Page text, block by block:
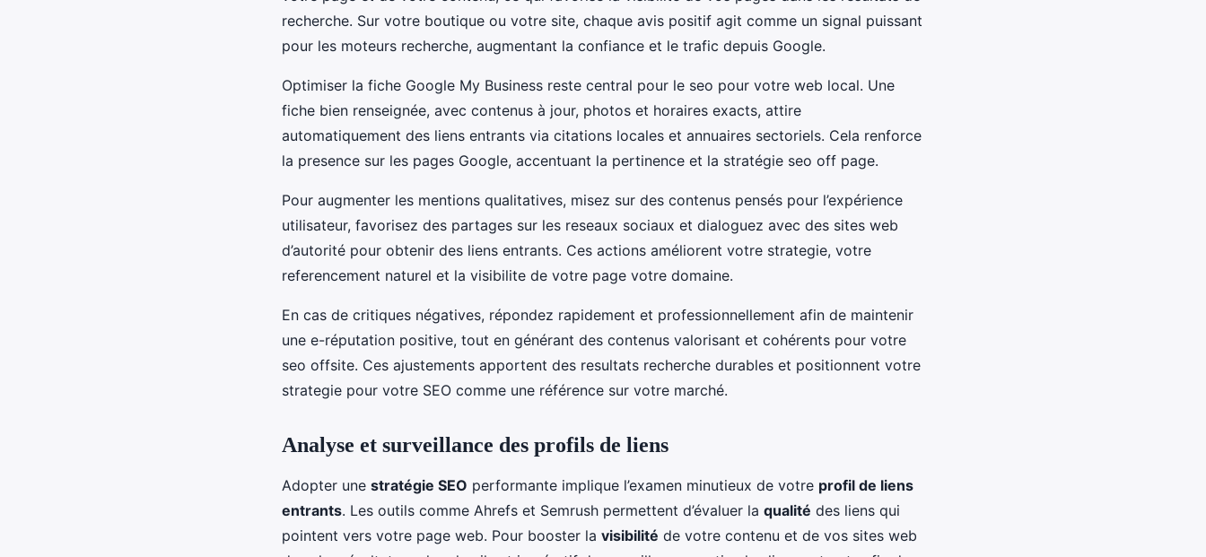
recherche. Sur votre boutique ou votre site, chaque avis positif agit comme un signal puissant
pour les moteurs recherche, augmentant la confiance et le trafic depuis Google.
Optimiser la fiche Google My Business reste central pour le seo pour votre web local. Une
fiche bien renseignée, avec contenus à jour, photos et horaires exacts, attire
automatiquement des liens entrants via citations locales et annuaires sectoriels. Cela renforce
la presence sur les pages Google, accentuant la pertinence et la stratégie seo off page.
Pour augmenter les mentions qualitatives, misez sur des contenus pensés pour l’expérience
utilisateur, favorisez des partages sur les reseaux sociaux et dialoguez avec des sites web
d’autorité pour obtenir des liens entrants. Ces actions améliorent votre strategie, votre
referencement naturel et la visibilite de votre page votre domaine.
En cas de critiques négatives, répondez rapidement et professionnellement afin de maintenir
une e-réputation positive, tout en générant des contenus valorisant et cohérents pour votre
seo offsite. Ces ajustements apportent des resultats recherche durables et positionnent votre
strategie pour votre SEO comme une référence sur votre marché.
Analyse et surveillance des profils de liens
Adopter une stratégie SEO performante implique l’examen minutieux de votre profil de liens
entrants. Les outils comme Ahrefs et Semrush permettent d’évaluer la qualité des liens qui
pointent vers votre page web. Pour booster la visibilité de votre contenu et de vos sites web